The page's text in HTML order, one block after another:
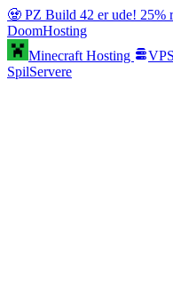
🧟 PZ Build 42 er ude! 25%
DoomHosting
Minecraft Hosting
SpilServere